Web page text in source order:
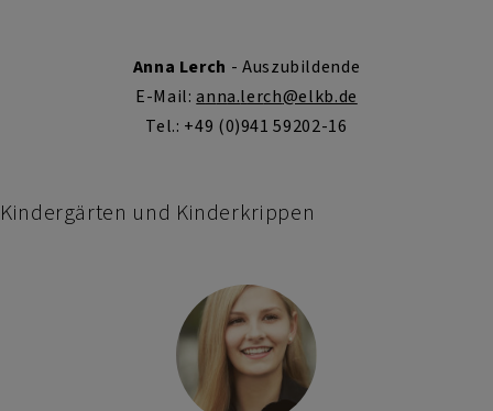
Anna Lerch - Auszubildende
E-Mail:anna.lerch@elkb.de
Tel.: +49 (0)941 59202-16
Kindergärten und Kinderkrippen